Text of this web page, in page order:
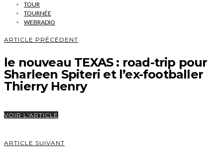
TOUR
TOURNÉE
WEBRADIO
ARTICLE PRÉCÉDENT
le nouveau TEXAS : road-trip pour
Sharleen Spiteri et l’ex-footballer
Thierry Henry
VOIR L'ARTICLE
ARTICLE SUIVANT